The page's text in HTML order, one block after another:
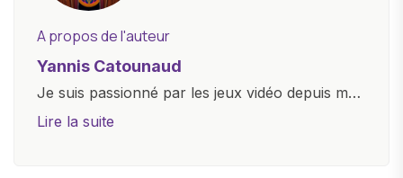
A propos de l'auteur
Yannis Catounaud
Je suis passionné par les jeux vidéo depuis mon
plus jeune âge. Mon amour pour l'univers
Lire la suite